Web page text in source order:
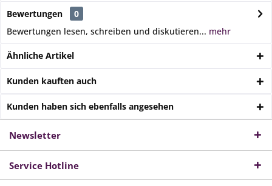
Bewertungen
0
Bewertungen lesen, schreiben und diskutieren... mehr
Ähnliche Artikel
Kunden kauften auch
Kunden haben sich ebenfalls angesehen
Newsletter
Service Hotline